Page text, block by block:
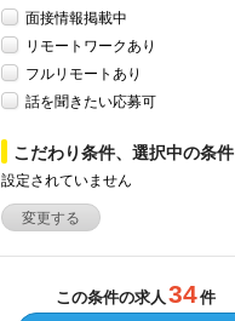
面接情報掲載中
リモートワークあり
フルリモートあり
話を聞きたい応募可
こだわり条件、選択中の条件
設定されていません
変更する
この条件の求人 34件